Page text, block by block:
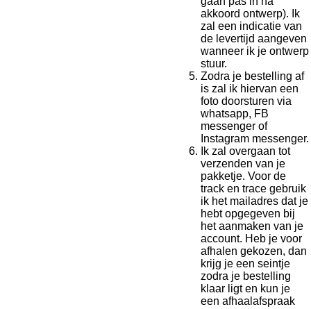
akkoord ontwerp). Ik
zal een indicatie van
de levertijd aangeven
wanneer ik je ontwerp
stuur.
Zodra je bestelling af
is zal ik hiervan een
foto doorsturen via
whatsapp, FB
messenger of
Instagram messenger.
Ik zal overgaan tot
verzenden van je
pakketje. Voor de
track en trace gebruik
ik het mailadres dat je
hebt opgegeven bij
het aanmaken van je
account. Heb je voor
afhalen gekozen, dan
krijg je een seintje
zodra je bestelling
klaar ligt en kun je
een afhaalafspraak